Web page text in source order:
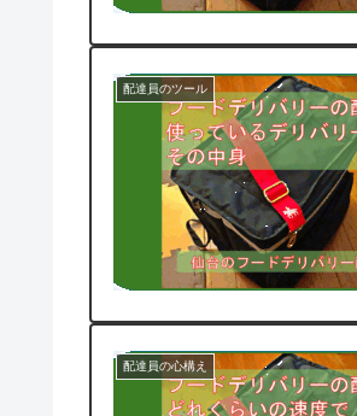
配達員のツール
配達員の心構え